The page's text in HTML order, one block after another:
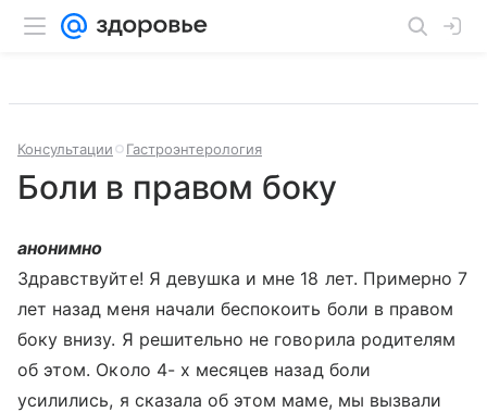
Консультации Гастроэнтерология
Боли в правом боку
анонимно
Здравствуйте! Я девушка и мне 18 лет. Примерно 7
лет назад меня начали беспокоить боли в правом
боку внизу. Я решительно не говорила родителям
об этом. Около 4- х месяцев назад боли
усилились, я сказала об этом маме, мы вызвали